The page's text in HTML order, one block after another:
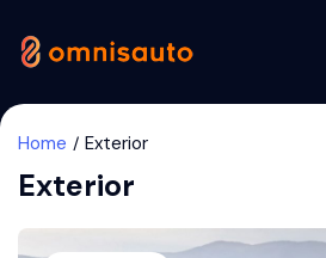
Home Exterior
Exterior